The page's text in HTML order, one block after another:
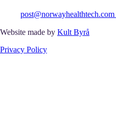
post@norwayhealthtech.com
Website made by Kult Byrå
Privacy Policy